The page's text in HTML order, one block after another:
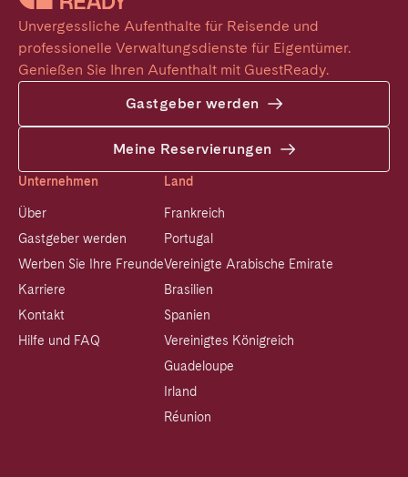
Unvergessliche Aufenthalte für Reisende und
professionelle Verwaltungsdienste für Eigentümer.
Genießen Sie Ihren Aufenthalt mit GuestReady.
Gastgeber werden
Meine Reservierungen
Unternehmen
Über
Gastgeber werden
Werben Sie Ihre Freunde
Karriere
Kontakt
Hilfe und FAQ
Land
Frankreich
Portugal
Vereinigte Arabische Emirate
Brasilien
Spanien
Vereinigtes Königreich
Guadeloupe
Irland
Réunion